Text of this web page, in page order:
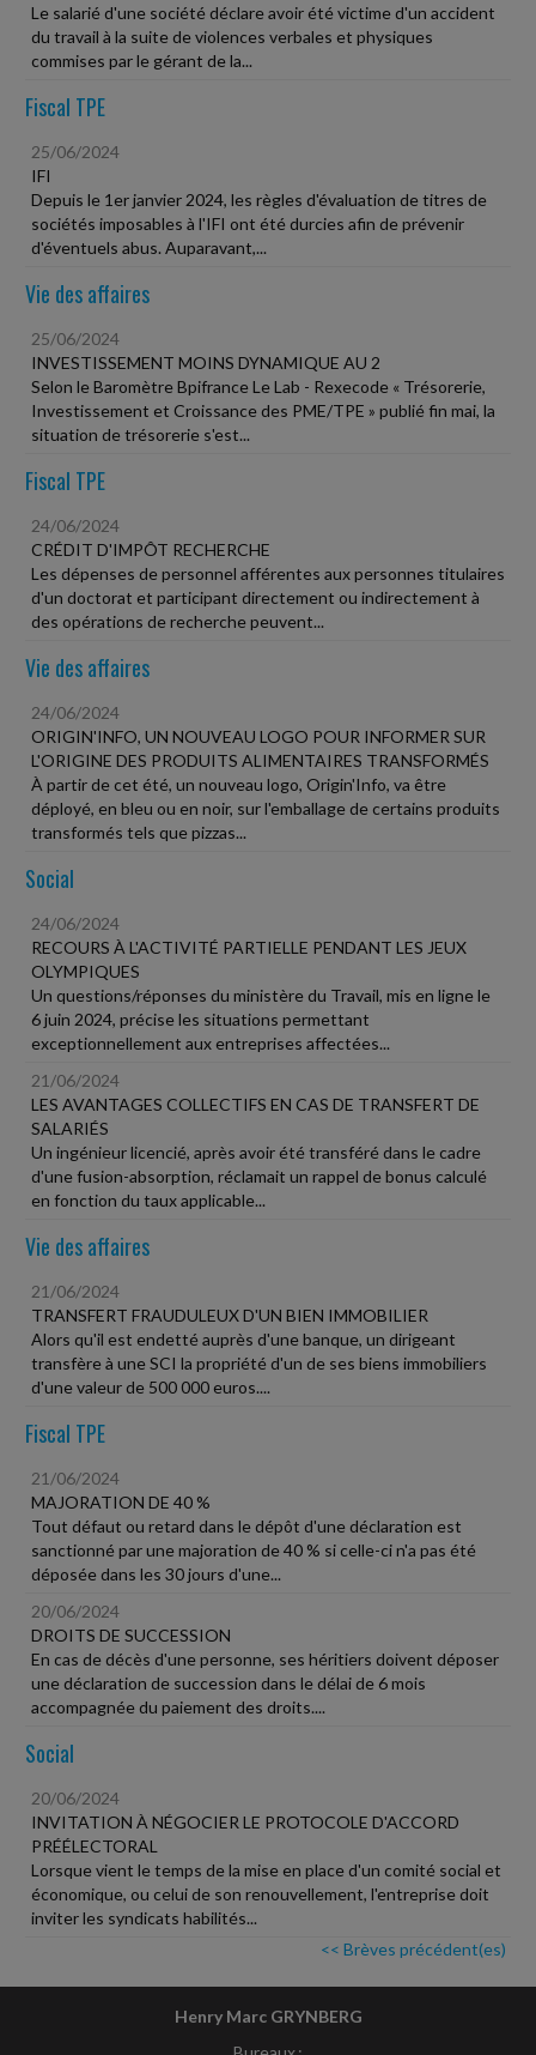
Le salarié d'une société déclare avoir été victime d'un accident
du travail à la suite de violences verbales et physiques
commises par le gérant de la...
Fiscal TPE
25/06/2024
IFI
Depuis le 1er janvier 2024, les règles d'évaluation de titres de
sociétés imposables à l'IFI ont été durcies afin de prévenir
d'éventuels abus. Auparavant,...
Vie des affaires
25/06/2024
INVESTISSEMENT MOINS DYNAMIQUE AU 2
Selon le Baromètre Bpifrance Le Lab - Rexecode « Trésorerie,
Investissement et Croissance des PME/TPE » publié fin mai, la
situation de trésorerie s'est...
Fiscal TPE
24/06/2024
CRÉDIT D'IMPÔT RECHERCHE
Les dépenses de personnel afférentes aux personnes titulaires
d'un doctorat et participant directement ou indirectement à
des opérations de recherche peuvent...
Vie des affaires
24/06/2024
ORIGIN'INFO, UN NOUVEAU LOGO POUR INFORMER SUR
L'ORIGINE DES PRODUITS ALIMENTAIRES TRANSFORMÉS
À partir de cet été, un nouveau logo, Origin'Info, va être
déployé, en bleu ou en noir, sur l'emballage de certains produits
transformés tels que pizzas...
Social
24/06/2024
RECOURS À L'ACTIVITÉ PARTIELLE PENDANT LES JEUX
OLYMPIQUES
Un questions/réponses du ministère du Travail, mis en ligne le
6 juin 2024, précise les situations permettant
exceptionnellement aux entreprises affectées...
21/06/2024
LES AVANTAGES COLLECTIFS EN CAS DE TRANSFERT DE
SALARIÉS
Un ingénieur licencié, après avoir été transféré dans le cadre
d'une fusion-absorption, réclamait un rappel de bonus calculé
en fonction du taux applicable...
Vie des affaires
21/06/2024
TRANSFERT FRAUDULEUX D'UN BIEN IMMOBILIER
Alors qu'il est endetté auprès d'une banque, un dirigeant
transfère à une SCI la propriété d'un de ses biens immobiliers
d'une valeur de 500 000 euros....
Fiscal TPE
21/06/2024
MAJORATION DE 40 %
Tout défaut ou retard dans le dépôt d'une déclaration est
sanctionné par une majoration de 40 % si celle-ci n'a pas été
déposée dans les 30 jours d'une...
20/06/2024
DROITS DE SUCCESSION
En cas de décès d'une personne, ses héritiers doivent déposer
une déclaration de succession dans le délai de 6 mois
accompagnée du paiement des droits....
Social
20/06/2024
INVITATION À NÉGOCIER LE PROTOCOLE D'ACCORD
PRÉÉLECTORAL
Lorsque vient le temps de la mise en place d'un comité social et
économique, ou celui de son renouvellement, l'entreprise doit
inviter les syndicats habilités...
<< Brèves précédent(es)
Henry Marc GRYNBERG